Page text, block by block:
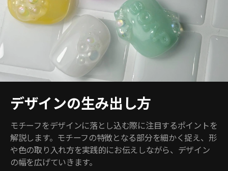
デザインの生み出し方
モチーフをデザインに落とし込む際に注目するポイントを
解説します。モチーフの特徴となる部分を細かく捉え、形
や色の取り入れ方を実践的にお伝えしながら、デザイン
の幅を広げていきます。